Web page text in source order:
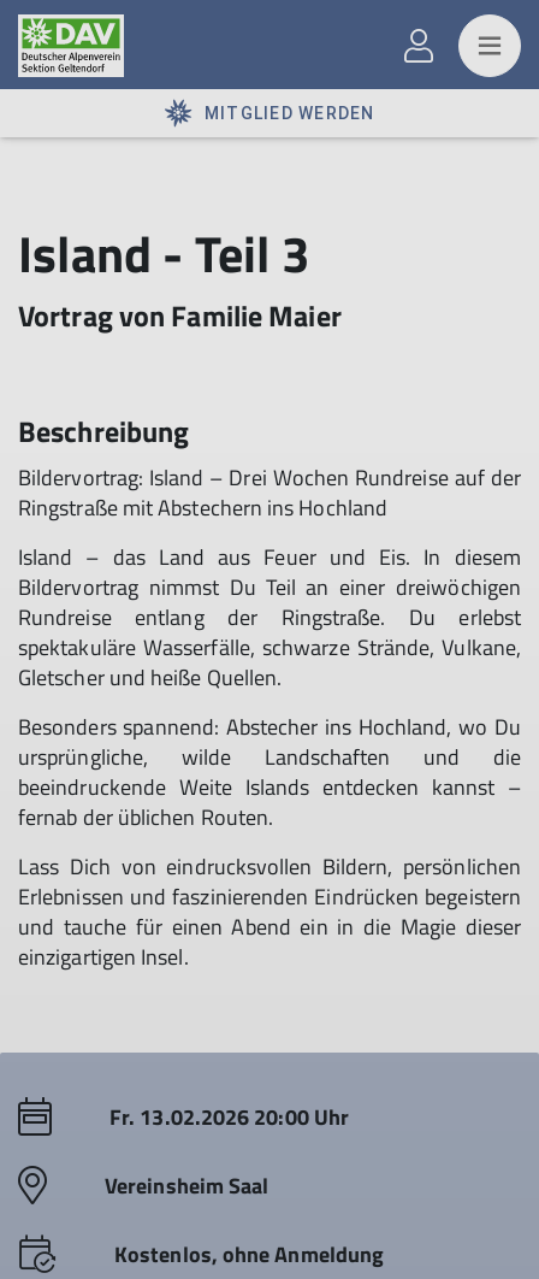
MITGLIED WERDEN
Island - Teil 3
Vortrag von Familie Maier
Beschreibung
Bildervortrag: Island – Drei Wochen Rundreise auf der
Ringstraße mit Abstechern ins Hochland
Island – das Land aus Feuer und Eis. In diesem
Bildervortrag nimmst Du Teil an einer dreiwöchigen
Rundreise entlang der Ringstraße. Du erlebst
spektakuläre Wasserfälle, schwarze Strände, Vulkane,
Gletscher und heiße Quellen.
Besonders spannend: Abstecher ins Hochland, wo Du
ursprüngliche, wilde Landschaften und die
beeindruckende Weite Islands entdecken kannst –
fernab der üblichen Routen.
Lass Dich von eindrucksvollen Bildern, persönlichen
Erlebnissen und faszinierenden Eindrücken begeistern
und tauche für einen Abend ein in die Magie dieser
einzigartigen Insel.
Fr. 13.02.2026 20:00 Uhr
Vereinsheim Saal
Kostenlos, ohne Anmeldung